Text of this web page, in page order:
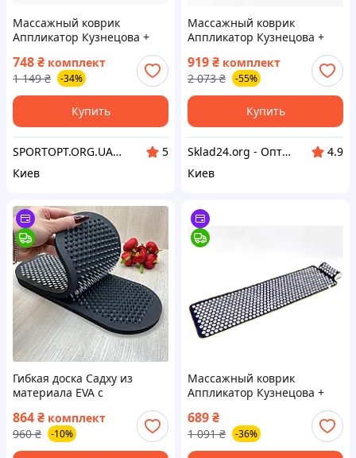
Массажный коврик
Аппликатор Кузнецова +
валик массажер для спины/
шеи/ног/стоп/головы/тела
OSPORT Pro (apl-011) Черно-
бирюзовый
748₴ комплект
1 149 ₴ -34%
Купить
SPORTOPT.ORG.UA - Спортивные товары оптом и в розницу
5
Киев
Массажный коврик
Аппликатор Кузнецова +
валик + подушка массажер
для спины/шеи/ног OSPORT
Lotus Set (n-0003) Черно-
розовый
919₴ комплект
2 073 ₴ -55%
Купить
Sklad24.org - Оптовый интернет магазин склад
4.9
Киев
Гибкая доска Садху из
материала EVA с
оцинкованными гвоздями
шаг 10 мм для
начинающих. Доска для
медитации
864₴ комплект
960 ₴ -10%
Массажный коврик
Аппликатор Кузнецова +
валик массажер для спины/
шеи/ног/стоп/головы/тела
OSPORT (n-0009)
689₴
1 091 ₴ -36%